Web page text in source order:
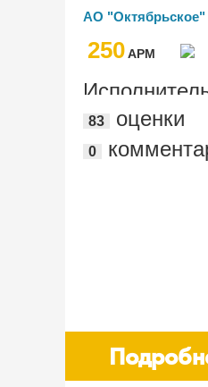
предприятием" на
АО "Октябрьское"
250AРМ
83
оценки
0